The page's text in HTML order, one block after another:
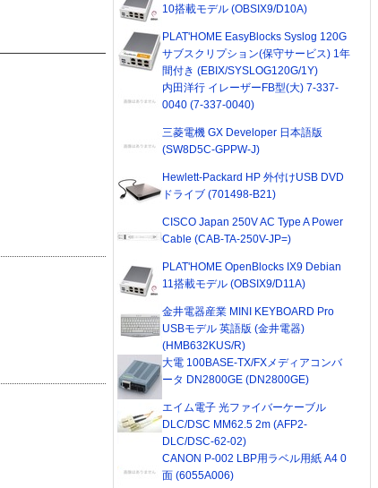
10搭載モデル (OBSIX9/D10A)
PLAT'HOME EasyBlocks Syslog 120G
サブスクリプション(保守サービス) 1年
間付き (EBIX/SYSLOG120G/1Y)
内田洋行 イレーザーFB型(大) 7-337-
0040 (7-337-0040)
三菱電機 GX Developer 日本語版
(SW8D5C-GPPW-J)
Hewlett-Packard HP 外付けUSB DVD
ドライブ (701498-B21)
CISCO Japan 250V AC Type A Power
Cable (CAB-TA-250V-JP=)
PLAT'HOME OpenBlocks IX9 Debian
11搭載モデル (OBSIX9/D11A)
金井電器産業 MINI KEYBOARD Pro
USBモデル 英語版 (金井電器)
(HMB632KUS/R)
大電 100BASE-TX/FXメディアコンバ
ータ DN2800GE (DN2800GE)
エイム電子 光ファイバーケーブル
DLC/DSC MM62.5 2m (AFP2-
DLC/DSC-62-02)
CANON P-002 LBP用ラベル用紙 A4 0
面 (6055A006)